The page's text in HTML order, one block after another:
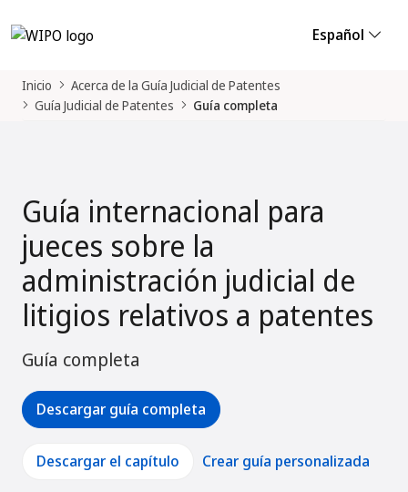
Español
Inicio
Acerca de la Guía Judicial de Patentes
Guía Judicial de Patentes
Guía completa
Guía internacional para
jueces sobre la
administración judicial de
litigios relativos a patentes
Guía completa
Descargar guía completa
Descargar el capítulo Crear guía personalizada